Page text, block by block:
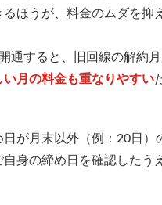
るほうが、料金のムダを抑
通すると、旧回線の解約
い月の料金も重なりやすい
日が月末以外（例：20日）
身の締め日を確認したう